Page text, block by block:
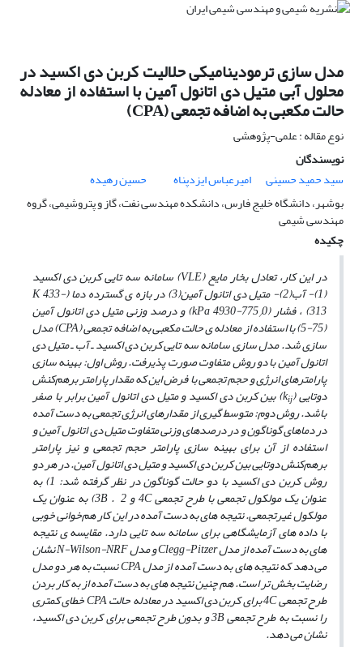
مدل سازی ترمودینامیکی حلالیت کربن دی اکسید در
محلول آبی متیل دی اتانول آمین با استفاده از معادله
حالت مکعبی به اضافه تجمعی (CPA)
نوع مقاله : علمی-پژوهشی
نویسندگان
سید حمید حسینی
امیرعباس ایزدپناه
حسین رهیده
بوشهر، دانشگاه خلیج فارس، دانشکده مهندسی نفت، گاز و پتروشیمی، گروه
مهندسی شیمی
چکیده
در این کار، تعادل بخار مایع (VLE) سامانه سه تایی کربن دی اکسید
(1)- آب(2)- متیل دی اتانول آمین(3) در بازه‌ ی گسترده دما (K 433-
313) ، فشار (kPa 4930-775 / 0) و درصد وزنی متیل دی اتانول آمین
(75-5) با استفاده از معادله‌ ی حالت مکعبی به اضافه تجمعی (CPA) مدل‌
سازی شد. مدل سازی سامانه سه تایی کربن دی اکسید ـ آب ـ متیل دی
اتانول آمین با دو روش متفاوت صورت پذیرفت. روش اول: بهینه سازی
پارامترهای انرژی و حجم تجمعی با فرض این که مقدار پارامتر برهم‌کنش
دوتایی (kij ) بین کربن دی اکسید و متیل دی اتانول آمین برابر با صفر
‌باشد. روش دوم: متوسط گیری از مقدارهای انرژی تجمعی به دست آمده
در دماهای گوناگون و در درصدهای وزنی متفاوت متیل دی اتانول آمین و
استفاده از آن برای بهینه سازی پارامتر حجم تجمعی و نیز پارامتر
برهم‌کنش دوتایی بین کربن دی اکسید و متیل دی اتانول آمین. در هر دو
روش کربن دی اکسید با دو حالت گوناگون در نظر گرفته شد: 1) به
عنوان یک مولکول تجمعی با طرح تجمعی 4C و 3B . 2) به عنوان یک
مولکول غیرتجمعی. نتیجه ‌های به ‌دست آمده در این کار هم‌خوانی خوبی
با داده ‌های آزمایشگاهی برای سامانه سه تایی دارد. مقایسه‌ ی نتیجه‌
های به دست آمده از مدل Clegg-Pitzer و مدل N-Wilson-NRF نشان
می‌ دهد که نتیجه‌ های به دست آمده از مدل CPA نسبت به هر دو مدل
رضایت بخش ‌تر است. هم چنین نتیجه‌ های به دست آمده از به کار بردن
طرح تجمعی 4C برای کربن دی اکسید در معادله حالت CPA خطای کمتری
را نسبت به طرح تجمعی 3B و بدون طرح تجمعی برای کربن دی ‌اکسید،
نشان می‌ دهد.